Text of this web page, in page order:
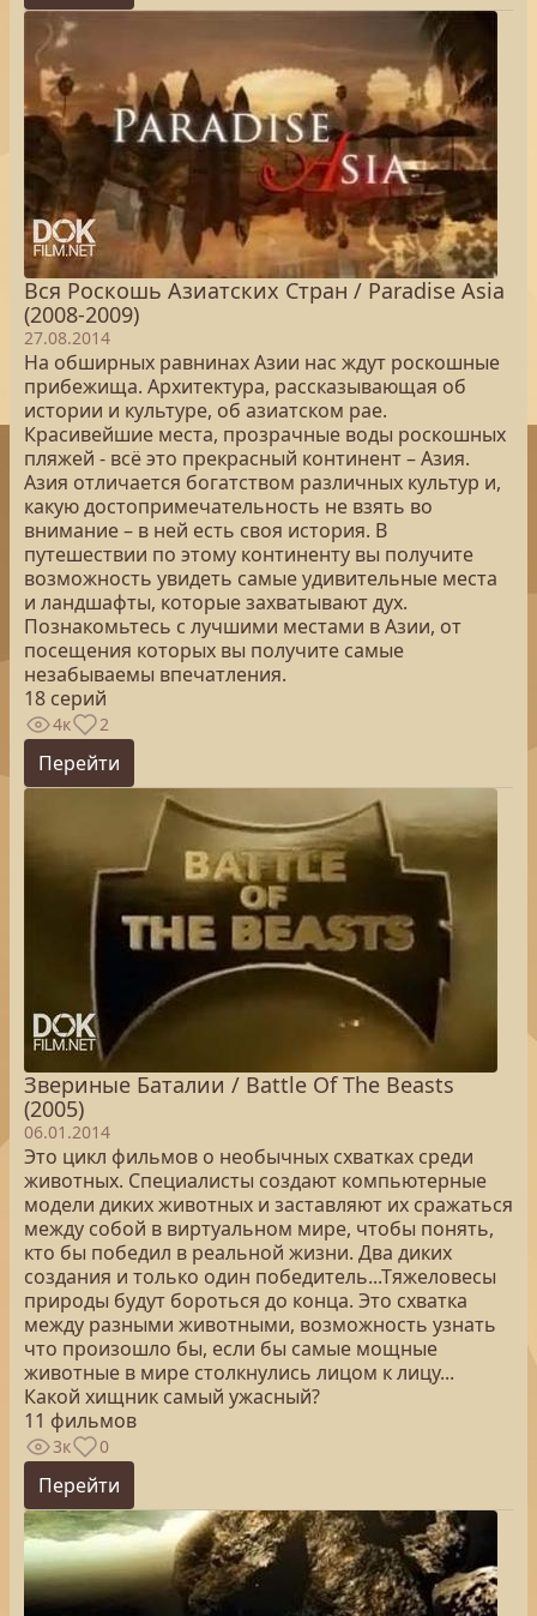
Вся Роскошь Азиатских Стран / Paradise Asia
(2008-2009)
27.08.2014
На обширных равнинах Азии нас ждут роскошные
прибежища. Архитектура, рассказывающая об
истории и культуре, об азиатском рае.
Красивейшие места, прозрачные воды роскошных
пляжей - всё это прекрасный континент – Азия.
Азия отличается богатством различных культур и,
какую достопримечательность не взять во
внимание – в ней есть своя история. В
путешествии по этому континенту вы получите
возможность увидеть самые удивительные места
и ландшафты, которые захватывают дух.
Познакомьтесь с лучшими местами в Азии, от
посещения которых вы получите самые
незабываемы впечатления.
18 серий
4к 2
Перейти
Звериные Баталии / Battle Of The Beasts
(2005)
06.01.2014
Это цикл фильмов о необычных схватках среди
животных. Специалисты создают компьютерные
модели диких животных и заставляют их сражаться
между собой в виртуальном мире, чтобы понять,
кто бы победил в реальной жизни. Два диких
создания и только один победитель...Тяжеловесы
природы будут бороться до конца. Это схватка
между разными животными, возможность узнать
что произошло бы, если бы самые мощные
животные в мире столкнулись лицом к лицу...
Какой хищник самый ужасный?
11 фильмов
3к 0
Перейти